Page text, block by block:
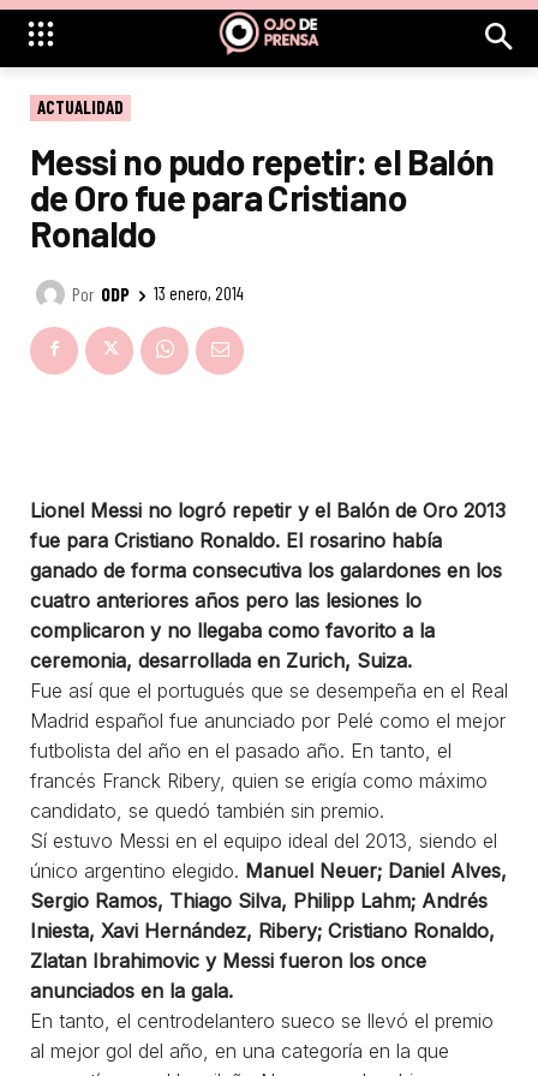
ACTUALIDAD
Messi no pudo repetir: el Balón
de Oro fue para Cristiano
Ronaldo
Por ODP 13 enero, 2014
Lionel Messi no logró repetir y el Balón de Oro 2013
fue para Cristiano Ronaldo. El rosarino había
ganado de forma consecutiva los galardones en los
cuatro anteriores años pero las lesiones lo
complicaron y no llegaba como favorito a la
ceremonia, desarrollada en Zurich, Suiza.
Fue así que el portugués que se desempeña en el Real
Madrid español fue anunciado por Pelé como el mejor
futbolista del año en el pasado año. En tanto, el
francés Franck Ribery, quien se erigía como máximo
candidato, se quedó también sin premio.
Sí estuvo Messi en el equipo ideal del 2013, siendo el
único argentino elegido. Manuel Neuer; Daniel Alves,
Sergio Ramos, Thiago Silva, Philipp Lahm; Andrés
Iniesta, Xavi Hernández, Ribery; Cristiano Ronaldo,
Zlatan Ibrahimovic y Messi fueron los once
anunciados en la gala.
En tanto, el centrodelantero sueco se llevó el premio
al mejor gol del año, en una categoría en la que